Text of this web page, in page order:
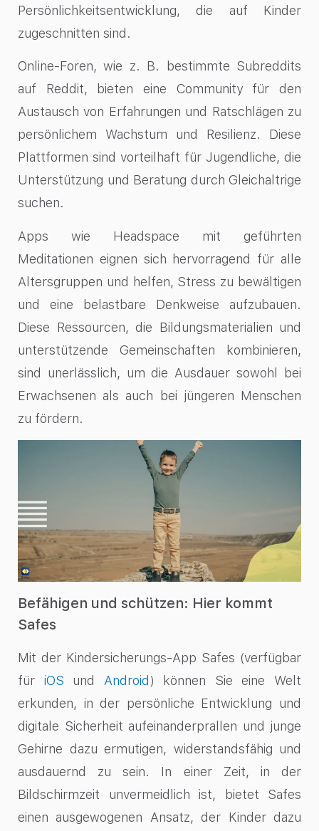
Persönlichkeitsentwicklung, die auf Kinder
zugeschnitten sind.
Online-Foren, wie z. B. bestimmte Subreddits
auf Reddit, bieten eine Community für den
Austausch von Erfahrungen und Ratschlägen zu
persönlichem Wachstum und Resilienz. Diese
Plattformen sind vorteilhaft für Jugendliche, die
Unterstützung und Beratung durch Gleichaltrige
suchen.
Apps wie Headspace mit geführten
Meditationen eignen sich hervorragend für alle
Altersgruppen und helfen, Stress zu bewältigen
und eine belastbare Denkweise aufzubauen.
Diese Ressourcen, die Bildungsmaterialien und
unterstützende Gemeinschaften kombinieren,
sind unerlässlich, um die Ausdauer sowohl bei
Erwachsenen als auch bei jüngeren Menschen
zu fördern.
Befähigen und schützen: Hier kommt
Safes
Mit der Kindersicherungs-App Safes (verfügbar
für iOS und Android) können Sie eine Welt
erkunden, in der persönliche Entwicklung und
digitale Sicherheit aufeinanderprallen und junge
Gehirne dazu ermutigen, widerstandsfähig und
ausdauernd zu sein. In einer Zeit, in der
Bildschirmzeit unvermeidlich ist, bietet Safes
einen ausgewogenen Ansatz, der Kinder dazu